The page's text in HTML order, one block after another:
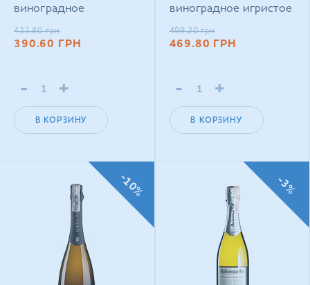
виноградное
полуигристое
433.80 грн
390.60 ГРН
- +
В КОРЗИНУ
виноградное игристое
0,75 л
499.20 грн
469.80 ГРН
- +
В КОРЗИНУ
-10% -3%